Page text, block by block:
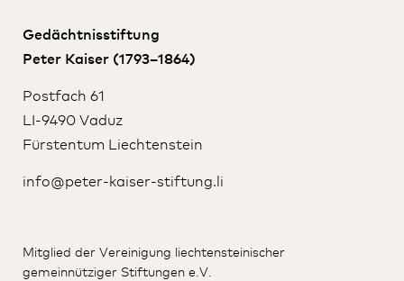
Gedächtnisstiftung
Peter Kaiser (1793–1864)
Postfach 61
LI-9490 Vaduz
Fürstentum Liechtenstein
info@peter-kaiser-stiftung.li
Mitglied der Vereinigung liechtensteinischer
gemeinnütziger Stiftungen e.V.